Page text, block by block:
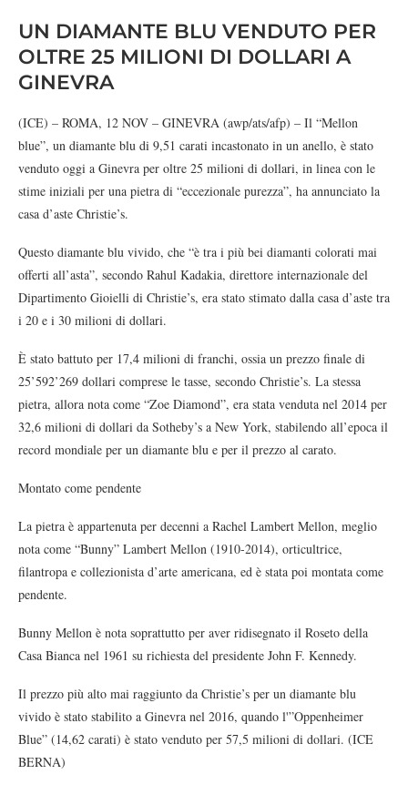
UN DIAMANTE BLU VENDUTO PER
OLTRE 25 MILIONI DI DOLLARI A
GINEVRA
(ICE) – ROMA, 12 NOV – GINEVRA (awp/ats/afp) – Il “Mellon
blue”, un diamante blu di 9,51 carati incastonato in un anello, è stato
venduto oggi a Ginevra per oltre 25 milioni di dollari, in linea con le
stime iniziali per una pietra di “eccezionale purezza”, ha annunciato la
casa d’aste Christie’s.
Questo diamante blu vivido, che “è tra i più bei diamanti colorati mai
offerti all’asta”, secondo Rahul Kadakia, direttore internazionale del
Dipartimento Gioielli di Christie’s, era stato stimato dalla casa d’aste tra
i 20 e i 30 milioni di dollari.
È stato battuto per 17,4 milioni di franchi, ossia un prezzo finale di
25’592’269 dollari comprese le tasse, secondo Christie’s. La stessa
pietra, allora nota come “Zoe Diamond”, era stata venduta nel 2014 per
32,6 milioni di dollari da Sotheby’s a New York, stabilendo all’epoca il
record mondiale per un diamante blu e per il prezzo al carato.
Montato come pendente
La pietra è appartenuta per decenni a Rachel Lambert Mellon, meglio
nota come “Bunny” Lambert Mellon (1910-2014), orticultrice,
filantropa e collezionista d’arte americana, ed è stata poi montata come
pendente.
Bunny Mellon è nota soprattutto per aver ridisegnato il Roseto della
Casa Bianca nel 1961 su richiesta del presidente John F. Kennedy.
Il prezzo più alto mai raggiunto da Christie’s per un diamante blu
vivido è stato stabilito a Ginevra nel 2016, quando l'”Oppenheimer
Blue” (14,62 carati) è stato venduto per 57,5 milioni di dollari. (ICE
BERNA)